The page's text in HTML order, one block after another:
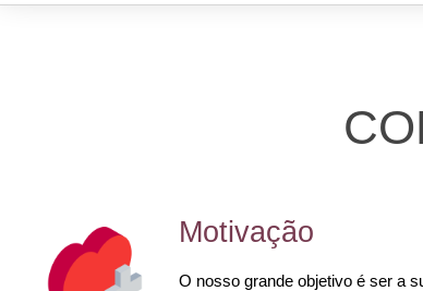
Motivação
O nosso grande objetivo é ser a